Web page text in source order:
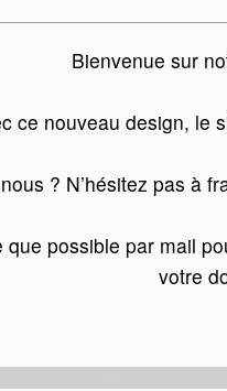
Bienvenue sur
ce nouveau design, le
? N’hésitez pas à
possible par mail
votre